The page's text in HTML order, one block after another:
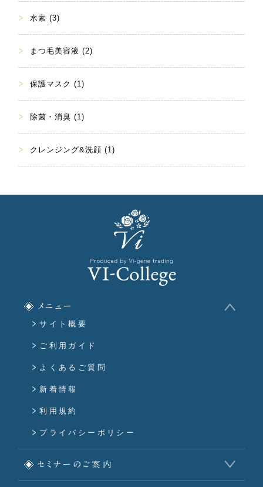
水素 (3)
まつ毛美容液 (2)
保護マスク (1)
除菌・消臭 (1)
クレンジング&洗顔 (1)
メニュー
サイト概要
ご利用ガイド
よくあるご質問
新着情報
利用規約
プライバシーポリシー
セミナーのご案内